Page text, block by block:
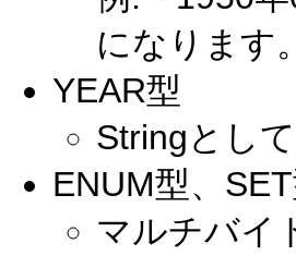
になります。
YEAR型
Stringとし
ENUM型、
マルチバイ